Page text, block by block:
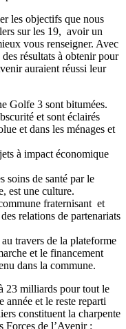
les objectifs que nous
sur les 19, avoir un
vous renseigner. Avec
résultats à obtenir pour
auraient réussi leur
Golfe 3 sont bitumées.
et sont éclairés
et dans les ménages et
à impact économique
soins de santé par le
est une culture.
fraternisant et
relations de partenariats
travers de la plateforme
et le financement
dans la commune.
23 milliards pour tout le
et le reste reparti
constituent la charpente
Forces de l’Avenir :